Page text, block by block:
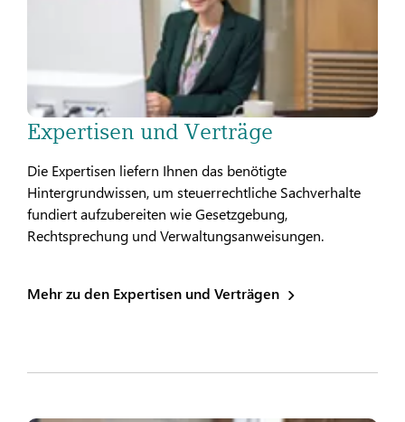
Expertisen und Verträge
Die Expertisen liefern Ihnen das benötigte
Hintergrundwissen, um steuerrechtliche Sachverhalte
fundiert aufzubereiten wie Gesetzgebung,
Rechtsprechung und Verwaltungsanweisungen.
Mehr zu den Expertisen und Verträgen